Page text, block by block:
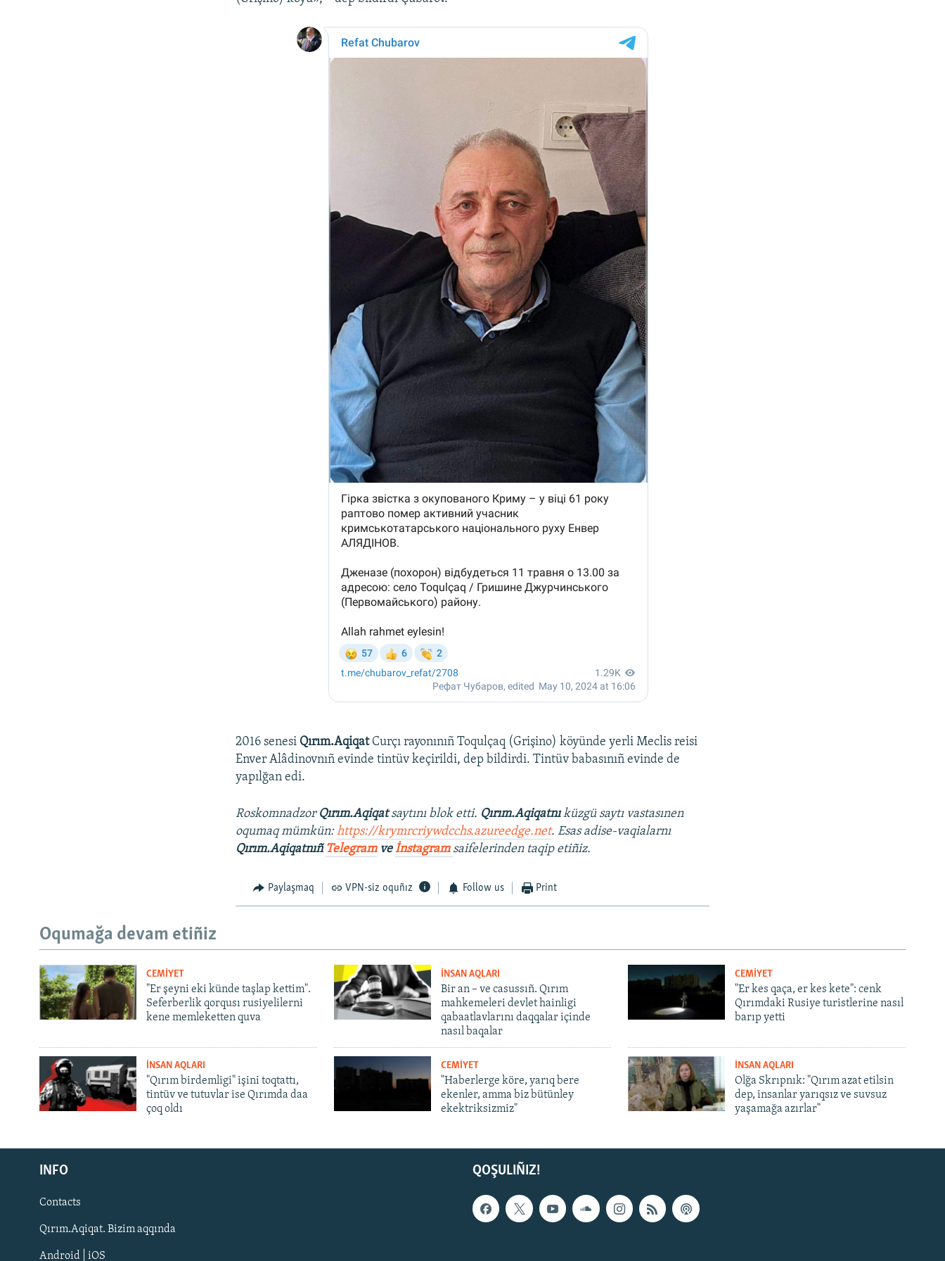
Русский
Українською
QOŞULIÑIZ!
2016 senesi Qırım.Aqiqat Curçı rayonınıñ Toqulçaq (Grişino) köyünde yerli Meclis reisi
Enver Alâdinovnıñ evinde tintüv keçirildi, dep bildirdi. Tintüv babasınıñ evinde de
yapılğan edi.
Roskomnadzor Qırım.Aqiqatsaytını blok etti. Qırım.Aqiqatnıküzgü saytı vastasınen
oqumaq mümkün:https://krymrcriywdcchs.azureedge.net. Esas adise-vaqialarnı
Qırım.Aqiqatnıñ Telegramveİnstagram saifelerinden taqip etiñiz.
Paylaşmaq VPN-siz oquñız Follow us Print
Oqumağa devam etiñiz
CEMİYET
"Er şeyni eki künde taşlap kettim".
Seferberlik qorqusı rusiyelilerni
kene memleketten quva
İNSAN AQLARI
Bir an – ve casussıñ. Qırım
mahkemeleri devlet hainligi
qabaatlavlarını daqqalar içinde
nasıl baqalar
CEMİYET
"Er kes qaça, er kes kete": cenk
Qırımdaki Rusiye turistlerine nasıl
barıp yetti
İNSAN AQLARI
"Qırım birdemligi" işini toqtattı,
tintüv ve tutuvlar ise Qırımda daa
çoq oldı
CEMİYET
"Haberlerge köre, yarıq bere
ekenler, amma biz bütünley
ekektriksizmiz"
İNSAN AQLARI
Olğa Skrıpnık: "Qırım azat etilsin
dep, insanlar yarıqsız ve suvsuz
yaşamağa azırlar"
QOŞULIÑIZ!
INFO
Contacts
Qırım.Aqiqat. Bizim aqqında
Android | iOS